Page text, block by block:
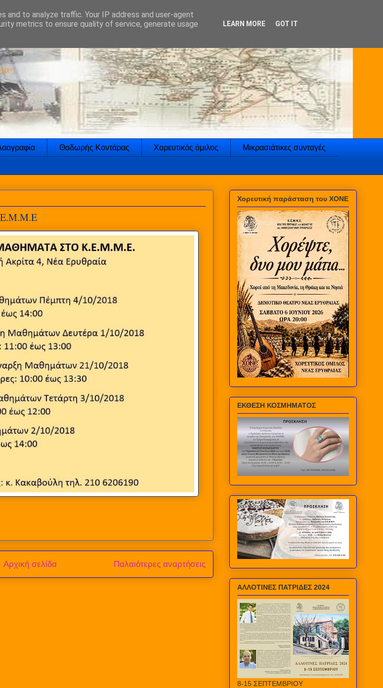
Θοδωρής Κοντάρας Χορευτικός όμιλος Μικρασιάτικες συνταγές
Παλαιότερες αναρτήσεις
Αρχική σελίδα
Χορευτική παράσταση του ΧΟΝΕ
ΕΚΘΕΣΗ ΚΟΣΜΗΜΑΤΟΣ
ΑΛΛΟΤΙΝΕΣ ΠΑΤΡΙΔΕΣ 2024
8-15 ΣΕΠΤΕΜΒΡΙΟΥ
to analyze traffic. Your IP address and user-agent
metrics to ensure quality of service, generate usage
LEARN MORE GOT IT